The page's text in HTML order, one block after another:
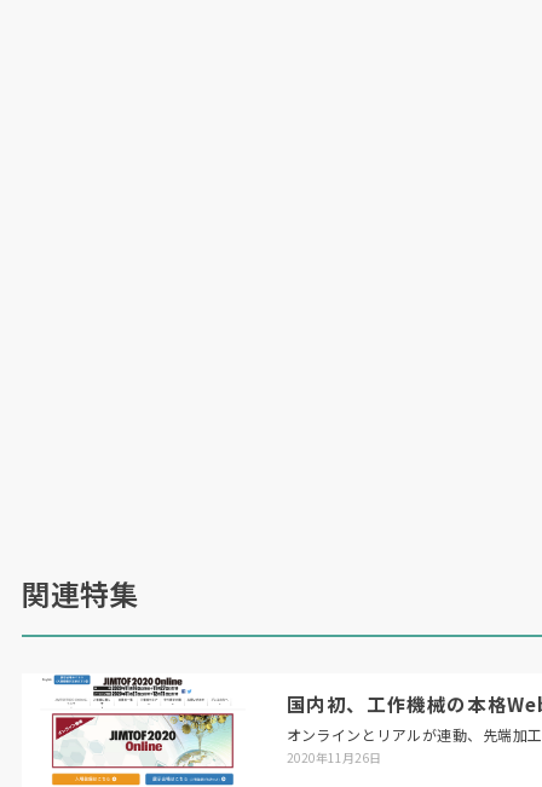
関連特集
国内初、工作機械の本格
オンラインとリアルが連動、先端加
2020年11月26日